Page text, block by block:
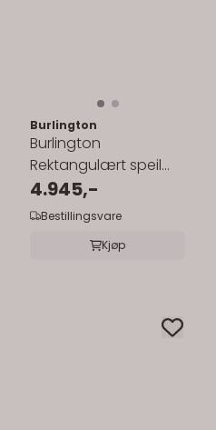
Burlington
Burlington
Rektangulært speil
50x70 cm uten lys
4.945,-
Bestillingsvare
Kjøp